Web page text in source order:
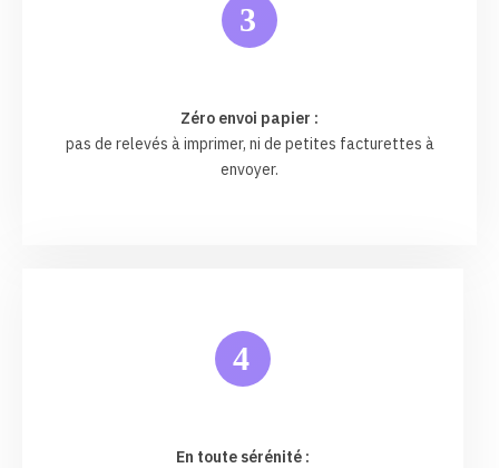
3
Zéro envoi papier :
pas de relevés à imprimer, ni de petites facturettes à
envoyer.
4
En toute sérénité :